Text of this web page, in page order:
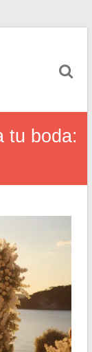
tu boda: